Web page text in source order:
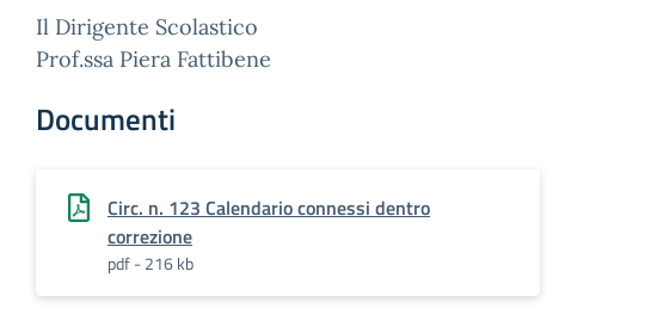
Il Dirigente Scolastico
Prof.ssa Piera Fattibene
Documenti
Circ. n. 123 Calendario connessi dentro
correzione
pdf - 216 kb